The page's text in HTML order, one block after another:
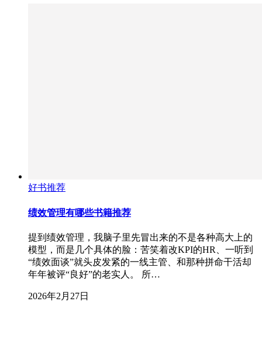
好书推荐
绩效管理有哪些书籍推荐
提到绩效管理，我脑子里先冒出来的不是各种高大上的
模型，而是几个具体的脸：苦笑着改KPI的HR、一听到
“绩效面谈”就头皮发紧的一线主管、和那种拼命干活却
年年被评“良好”的老实人。 所…
2026年2月27日